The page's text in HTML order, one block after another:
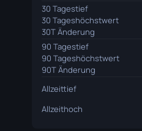
30 Tagestief
30 Tageshöchstwert
30T Änderung
90 Tagestief
90 Tageshöchstwert
90T Änderung
Allzeittief
Allzeithoch